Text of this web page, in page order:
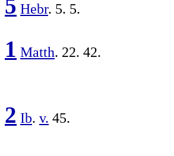
5 Hebr. 5. 5.
1 Matth. 22. 42.
2 Ib. v. 45.